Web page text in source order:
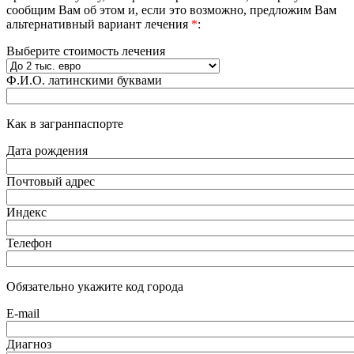
сообщим Вам об этом и, если это возможно, предложим Вам
альтернативный вариант лечения *:
Выберите стоимость лечения
Ф.И.О. латинскими буквами
Как в загранпаспорте
Дата рождения
Почтовый адрес
Индекс
Телефон
Обязательно укажите код города
E-mail
Диагноз